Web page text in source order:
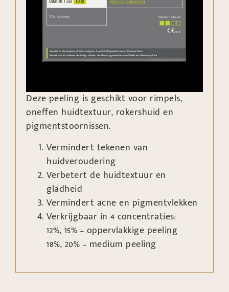
Deze peeling is geschikt voor rimpels,
oneffen huidtextuur, rokershuid en
pigmentstoornissen.
Vermindert tekenen van
huidveroudering
Verbetert de huidtextuur en
gladheid
Vermindert acne en pigmentvlekken
Verkrijgbaar in 4 concentraties:
12%, 15% – oppervlakkige peeling
18%, 20% – medium peeling